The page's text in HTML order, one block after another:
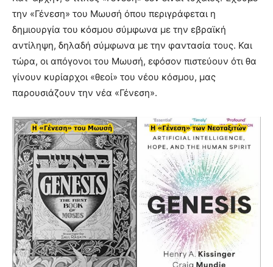
την «Γένεση» του Μωυσή όπου περιγράφεται η
δημιουργία του κόσμου σύμφωνα με την εβραϊκή
αντίληψη, δηλαδή σύμφωνα με την φαντασία τους. Και
τώρα, οι απόγονοι του Μωυσή, εφόσον πιστεύουν ότι θα
γίνουν κυρίαρχοι «θεοί» του νέου κόσμου, μας
παρουσιάζουν την νέα «Γένεση».